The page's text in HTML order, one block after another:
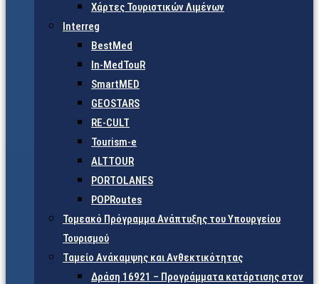
Χάρτες Τουριστικών Λιμένων
Interreg
BestMed
In-MedTouR
SmartMED
GEOSTARS
RE-CULT
Tourism-e
ALTTOUR
PORTOLANES
POPRoutes
Τομεακό Πρόγραμμα Ανάπτυξης του Υπουργείου
Τουρισμού
Ταμείο Ανάκαμψης και Ανθεκτικότητας
Δράση 16921 – Προγράμματα κατάρτισης στον